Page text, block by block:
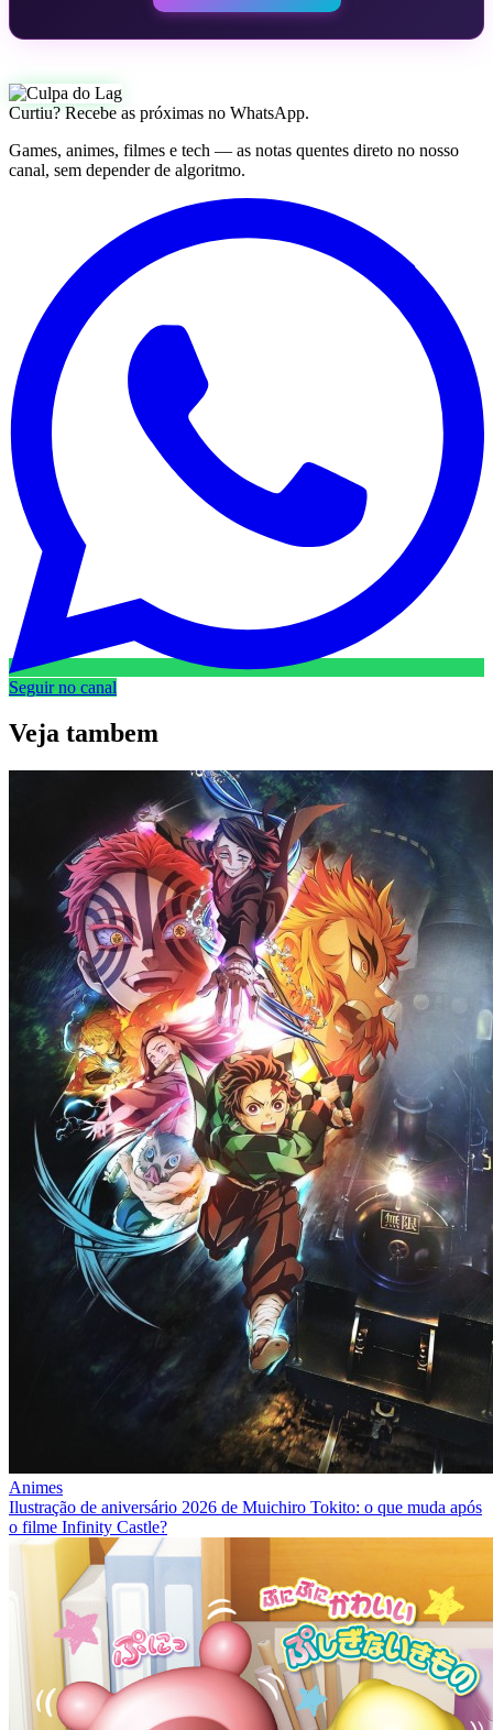
Curtiu? Recebe as próximas no WhatsApp.
Games, animes, filmes e tech — as notas quentes direto no nosso
canal, sem depender de algoritmo.
Seguir no canal
Veja tambem
Animes
Ilustração de aniversário 2026 de Muichiro Tokito: o que muda após
o filme Infinity Castle?